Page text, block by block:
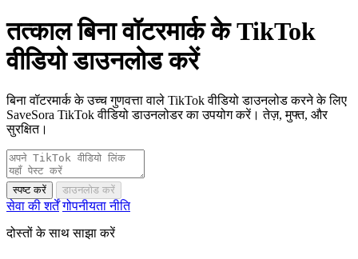
तत्काल बिना वॉटरमार्क के TikTok
वीडियो डाउनलोड करें
बिना वॉटरमार्क के उच्च गुणवत्ता वाले TikTok वीडियो डाउनलोड करने के लिए
SaveSora TikTok वीडियो डाउनलोडर का उपयोग करें। तेज़, मुफ्त, और
सुरक्षित।
स्पष्ट करें डाउनलोड करें
सेवा की शर्तें गोपनीयता नीति
दोस्तों के साथ साझा करें